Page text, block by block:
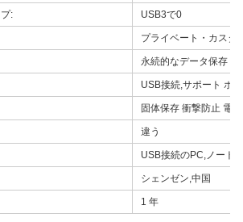
: USB3で0
プライベート・カスタ
永続的なデータ保存
USB接続,サポート ホ
固体保存 衝撃防止 電
違う
USB接続のPC,ノート
シェンゼン,中国
1 年